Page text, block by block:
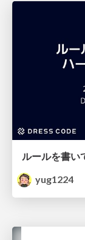
yug1224